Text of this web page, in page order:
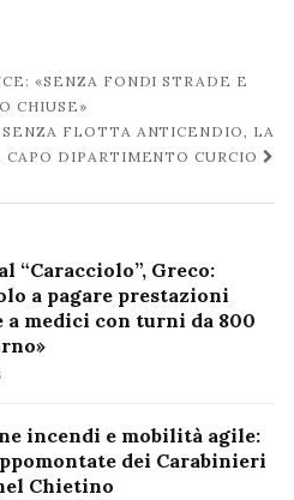
«SENZA FONDI STRADE E
CHIUSE»
FLOTTA ANTICENDIO, LA
DIPARTIMENTO CURCIO
“Caracciolo”, Greco:
a pagare prestazioni
a medici con turni da 800
incendi e mobilità agile:
dei Carabinieri
Chietino